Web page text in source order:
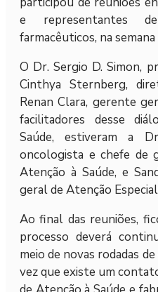
e representantes
farmacêuticos, na semana
O Dr. Sergio D. Simon,
Cinthya Sternberg,
Renan Clara, gerente
facilitadores desse
Saúde, estiveram a
oncologista e chefe de
Atenção à Saúde, e
geral de Atenção
Ao final das reuniões,
processo deverá
meio de novas rodadas
vez que existe um